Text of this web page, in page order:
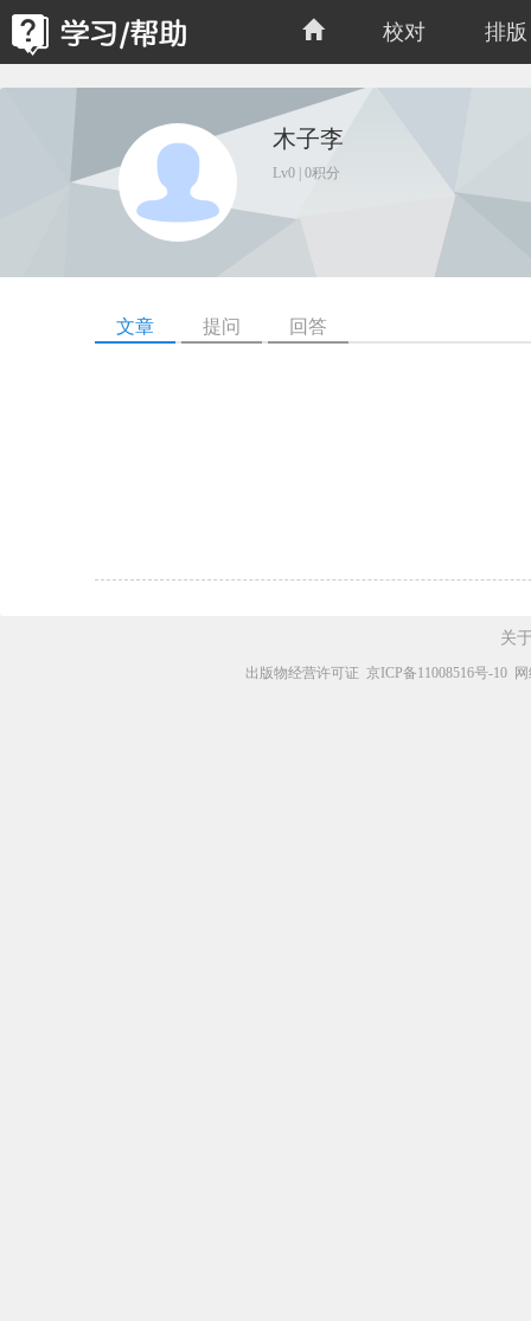
校对 排版
木子李
Lv0 | 0积分
文章 提问 回答
关
出版物经营许可证 京ICP备11008516号-10